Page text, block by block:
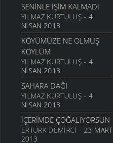
BENDE VARIM
24 TEMMUZ 2011
SARI KIZ
16 TEMMUZ 2011
GELIN CANLAR
3 TEMMUZ 2011
ARTVINIM II
29 HAZIRAN 2011
İNANMIŞTIN
26 HAZIRAN 2011
MANILER
SENINLE İŞIM KALMADI
YILMAZ KURTULUŞ - 4
NISAN 2013
KÖYÜMÜZE NE OLMUŞ
KÖYLÜM
YILMAZ KURTULUŞ - 4
NISAN 2013
SAHARA DAĞI
YILMAZ KURTULUŞ - 4
NISAN 2013
İÇERIMDE ÇOĞALIYORSUN
ERTÜRK DEMIRCI - 23 MART
2013